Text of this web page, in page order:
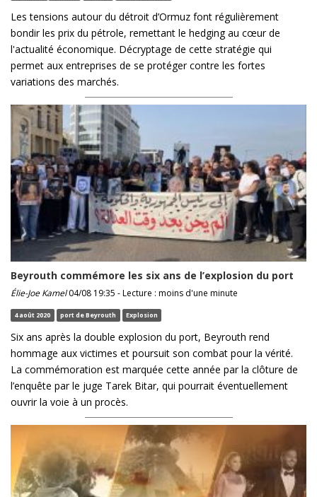
Les tensions autour du détroit d’Ormuz font régulièrement
bondir les prix du pétrole, remettant le hedging au cœur de
l'actualité économique. Décryptage de cette stratégie qui
permet aux entreprises de se protéger contre les fortes
variations des marchés.
Beyrouth commémore les six ans de l’explosion du port
Élie-Joe Kamel04/08 19:35 - Lecture : moins d'une minute
4 août 2020 port de Beyrouth Explosion
Six ans après la double explosion du port, Beyrouth rend
hommage aux victimes et poursuit son combat pour la vérité.
La commémoration est marquée cette année par la clôture de
l’enquête par le juge Tarek Bitar, qui pourrait éventuellement
ouvrir la voie à un procès.